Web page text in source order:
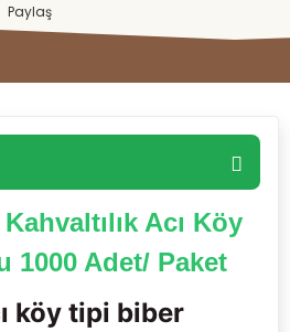
Paylaş
Acı Köy
1000 Adet/ Paket
köy tipi biber